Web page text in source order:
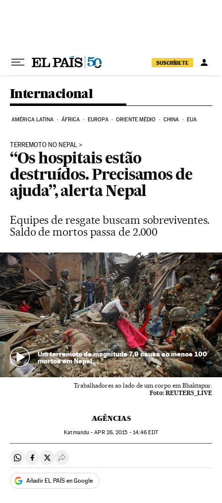
SUSCRÍBETE
Internacional
AMÉRICA LATINA ÁFRICA EUROPA ORIENTE MÉDIO CHINA EUA
TERREMOTO NO NEPAL
“Os hospitais estão
destruídos. Precisamos de
ajuda”, alerta Nepal
Equipes de resgate buscam sobreviventes.
Saldo de mortos passa de 2.000
Um terremoto de magnitude 7,9 causa ao menos 100
mortos em Nepal
Trabalhadores ao lado de um corpo em Bhaktapur.
Foto: REUTERS_LIVE
AGÊNCIAS
Katmandu -APR26, 2015 - 14:46 EDT
Compartir en Whatsapp
Compartir en Facebook
Compartir en Twitter
Desplegar Redes Sociales
Añadir EL PAÍS en Google